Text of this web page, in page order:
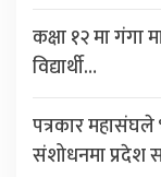
कक्षा १२ मा गंगा
विद्यार्थी…
पत्रकार महासंघले
संशोधनमा प्रदेश